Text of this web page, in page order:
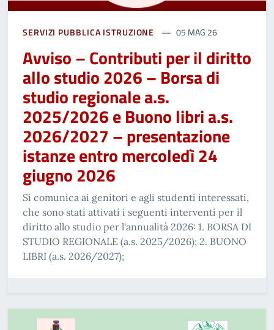
SERVIZI PUBBLICA ISTRUZIONE 05 MAG 26
Avviso – Contributi per il diritto
allo studio 2026 – Borsa di
studio regionale a.s.
2025/2026 e Buono libri a.s.
2026/2027 – presentazione
istanze entro mercoledì 24
giugno 2026
Si comunica ai genitori e agli studenti interessati,
che sono stati attivati i seguenti interventi per il
diritto allo studio per l'annualità 2026: 1. BORSA DI
STUDIO REGIONALE (a.s. 2025/2026); 2. BUONO
LIBRI (a.s. 2026/2027);